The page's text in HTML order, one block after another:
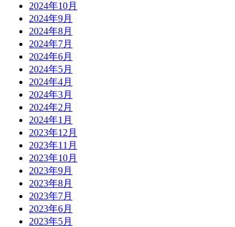
2024年10月
2024年9月
2024年8月
2024年7月
2024年6月
2024年5月
2024年4月
2024年3月
2024年2月
2024年1月
2023年12月
2023年11月
2023年10月
2023年9月
2023年8月
2023年7月
2023年6月
2023年5月